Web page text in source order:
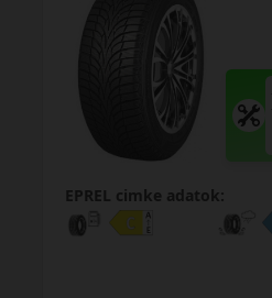
EPREL cimke adatok: